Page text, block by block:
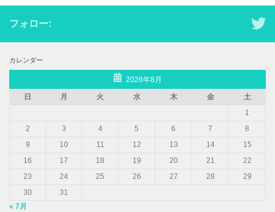
フォロー:
カレンダー
2026年8月
日
月 火 水 木 金
土
1
2
3 4 5 6 7
8
9
10 11 12 13 14
15
16
17 18 19 20 21
22
23
24 25 26 27 28
29
30
31
« 7月